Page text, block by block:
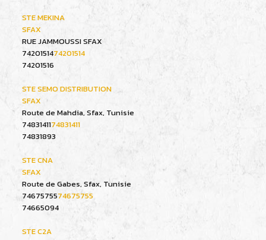
STE MEKINA
SFAX
RUE JAMMOUSSI SFAX
7420151474201514
74201516
STE SEMO DISTRIBUTION
SFAX
Route de Mahdia, Sfax, Tunisie
7483141174831411
74831893
STE CNA
SFAX
Route de Gabes, Sfax, Tunisie
7467575574675755
74665094
STE C2A